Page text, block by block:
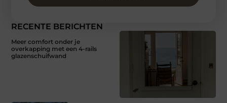
RECENTE BERICHTEN
Meer comfort onder je
overkapping met een 4-rails
glazenschuifwand